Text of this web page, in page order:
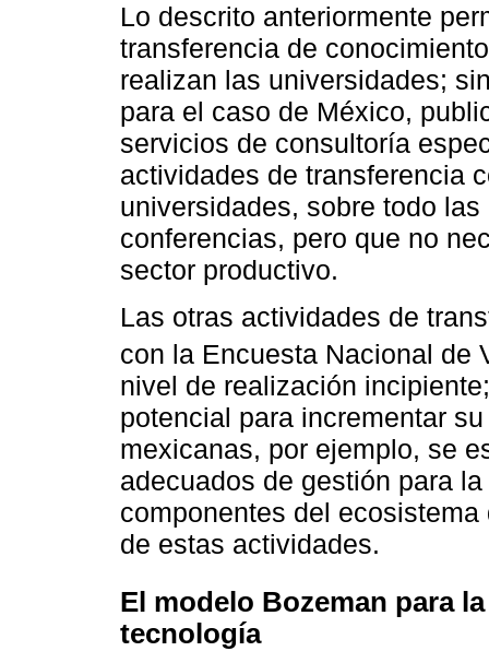
Lo descrito anteriormente
transferencia de
realizan las universidades;
para el caso de México,
servicios de consultoría
actividades de transferencia
universidades, sobre todo
conferencias, pero que no
sector productivo.
Las otras actividades de
con la Encuesta Nacional de
nivel de realización
potencial para incrementar
mexicanas, por ejemplo, se
adecuados de gestión para
componentes del
de estas actividades.
El modelo Bozeman para
tecnología